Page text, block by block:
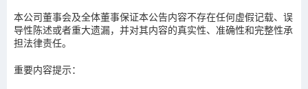
本公司董事会及全体董事保证本公告内容不存在任何虚假记载、误
导性陈述或者重大遗漏，并对其内容的真实性、准确性和完整性承
担法律责任。
重要内容提示：